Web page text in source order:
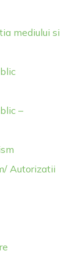
mediului si
–
Autorizatii